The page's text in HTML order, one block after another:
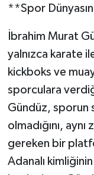
**Spor
İbrahim Murat
yalnızca karate
kickboks ve
sporculara
Gündüz, sporun
olmadığını,
gereken bir
Adanalı